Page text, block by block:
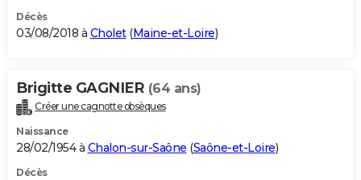
Décès
03/08/2018 à Cholet(Maine-et-Loire)
Brigitte GAGNIER (64 ans)
Créer une cagnotte obsèques
Naissance
28/02/1954 à Chalon-sur-Saône (Saône-et-Loire)
Décès